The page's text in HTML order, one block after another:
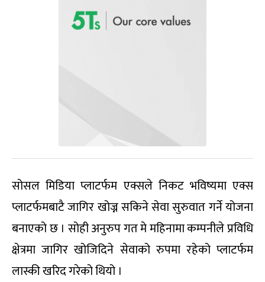
सोसल मिडिया प्लाटर्फम एक्सले निकट भविष्यमा एक्स
प्लाटर्फमबाटै जागिर खोज्न सकिने सेवा सुरुवात गर्ने योजना
बनाएको छ । सोही अनुरुप गत मे महिनामा कम्पनीले प्रविधि
क्षेत्रमा जागिर खोजिदिने सेवाको रुपमा रहेको प्लाटर्फम
लास्की खरिद गरेको थियो ।